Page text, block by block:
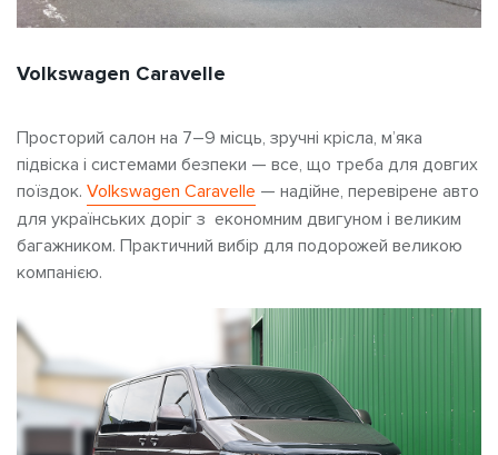
Volkswagen Caravelle
Просторий салон на 7–9 місць, зручні крісла, м’яка
підвіска і системами безпеки — все, що треба для довгих
поїздок. Volkswagen Caravelle — надійне, перевірене авто
для українських доріг з економним двигуном і великим
багажником. Практичний вибір для подорожей великою
компанією.